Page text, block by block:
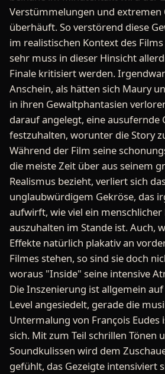
Verstümmelungen und extremen
überhäuft. So verstörend diese
im realistischen Kontext des
sehr muss in dieser Hinsicht
Finale kritisiert werden.
Anschein, als hätten sich Maury
in ihren Gewaltphantasien
darauf angelegt, eine ausufernde
festzuhalten, worunter die Story
Während der Film seine
die meiste Zeit über aus seinem
Realismus bezieht, verliert sich
unglaubwürdigem Gekröse, das
aufwirft, wie viel ein
auszuhalten im Stande ist. Auch,
Effekte natürlich plakativ an
Filmes stehen, so sind sie doch
woraus "Inside" seine intensive
Die Inszenierung ist allgemein
Level angesiedelt, gerade die
Untermalung von François Eudes
sich. Mit zum Teil schrillen Tönen
Soundkulissen wird dem
gefühlt, das Gezeigte intensiviert